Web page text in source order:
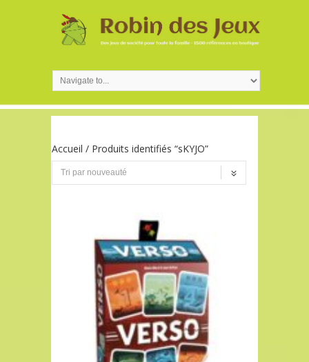
Accueil / Produits identifiés “sKYJO”